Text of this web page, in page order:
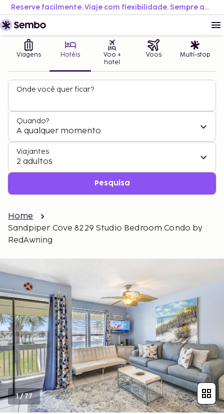
Reserve facilmente. Viaje com flexibilidade. Sempre ao melhor preço.
Viagens Hotéis
Voo +
hotel
Voos Multi-stop
Onde você quer ficar?
Quando?
A qualquer momento
Viajantes
2 adultos
Pesquisa
Home
Sandpiper Cove 8229 Studio Bedroom Condo by
RedAwning
1/77